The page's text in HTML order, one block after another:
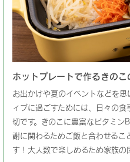
ホットプレートで作るきの
お出かけや夏のイベントなどを
ィブに過ごすためには、日々の
切です。きのこに豊富なビタミ
謝に関わるためご飯と合わせるこ
す！大人数で楽しめるため家族